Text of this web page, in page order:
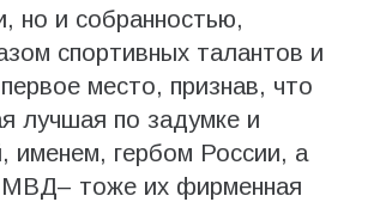
но и собранностью,
спортивных талантов и
место, признав, что
лучшая по задумке и
именем, гербом России, а
тоже их фирменная